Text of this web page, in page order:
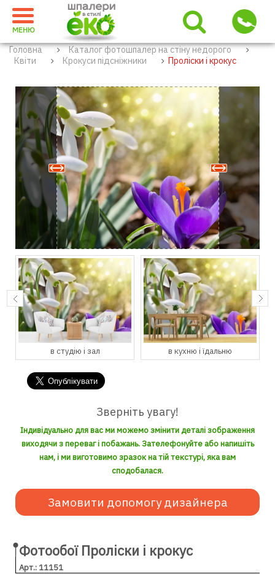
МЕНЮ
Головна
Каталог фотошпалер на стіну недорого
Квіти
Крокуси підсніжники Проліски і крокус
в студію і зал в кухню і їдальню
Зверніть увагу!
Індивідуально для вас ми можемо змінити деталі зображення
виходячи з переваг і побажань. Зателефонуйте або напишіть
нам, і ми виготовимо зразок на тій текстурі, яка вам
сподобалася.
Замовити допомогу дизайнера
Фотообої Проліски і крокус
Арт.: 11151